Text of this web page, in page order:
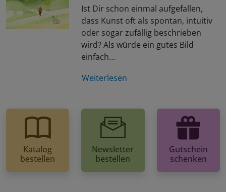
Ist Dir schon einmal aufgefallen,
dass Kunst oft als spontan, intuitiv
oder sogar zufällig beschrieben
wird? Als würde ein gutes Bild
einfach…
Weiterlesen
Katalog
bestellen
Newsletter
bestellen
Gutschein
schenken